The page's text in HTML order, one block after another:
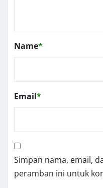
Name*
Email*
Simpan nama, email,
peramban ini untuk